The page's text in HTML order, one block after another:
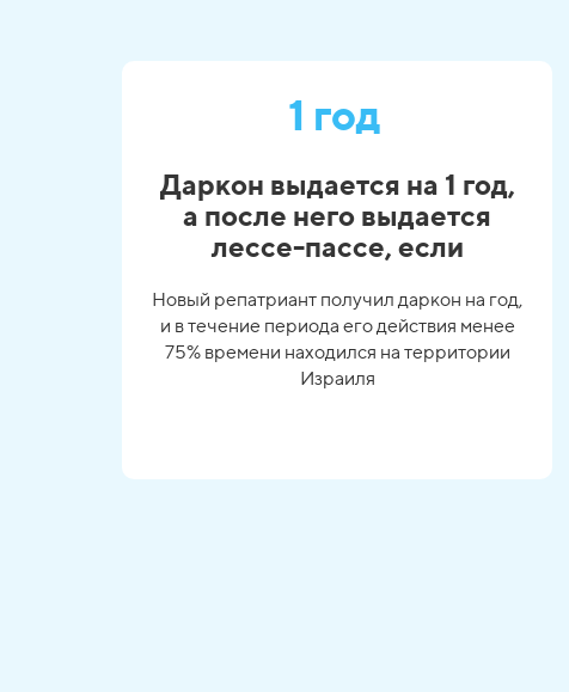
1 год
Даркон выдается на 1 год,
а после него выдается
лессе-пассе, если
Новый репатриант получил даркон на год,
и в течение периода его действия менее
75% времени находился на территории
Израиля